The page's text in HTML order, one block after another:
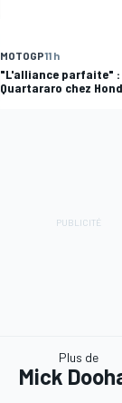
MOTOGP11 h
"L'alliance parfaite"
Quartararo chez
Plus de
Mick